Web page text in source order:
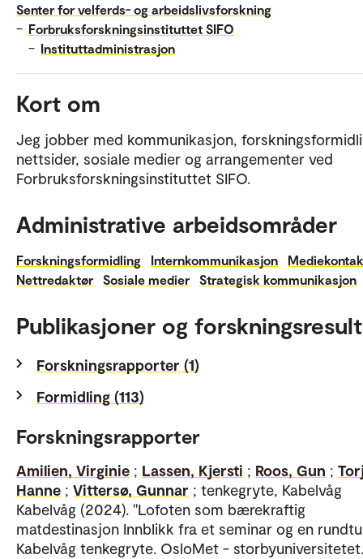
Senter for velferds- og arbeidslivsforskning
– Forbruksforskningsinstituttet SIFO
– Instituttadministrasjon
Kort om
Jeg jobber med kommunikasjon,
nettsider, sosiale medier og arrangementer ved
Forbruksforskningsinstituttet SIFO.
Administrative arbeidsområder
Forskningsformidling Internkommunikasjon
Nettredaktør
Sosiale medier Strategisk kommunikasjon
Publikasjoner og
Forskningsrapporter (1)
Formidling (113)
Forskningsrapporter
Amilien, Virginie ; Lassen, Kjersti ; Roos, Gun ;
Hanne ; Vittersø, Gunnar ; tenkegryte, Kabelvåg
Kabelvåg (2024). "Lofoten som bærekraftig
matdestinasjon Innblikk fra et seminar og en
Kabelvåg tenkegryte. OsloMet - storbyuniversitetet.